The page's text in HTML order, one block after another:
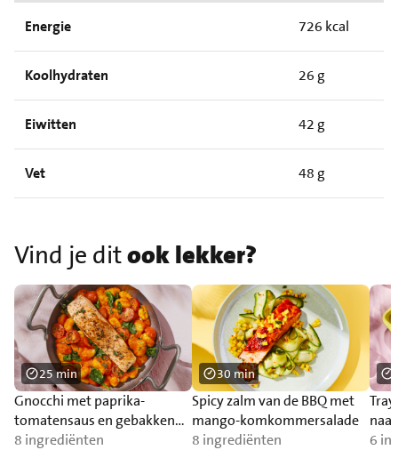
Energie 726 kcal
Koolhydraten 26 g
Eiwitten 42 g
Vet 48 g
Vind je ditook lekker?
Gnocchi met paprika-
tomatensaus en gebakken
zalm
8 ingrediënten
25 min
Spicy zalm van de BBQ met
mango-komkommersalade
8 ingrediënten
30 min
6